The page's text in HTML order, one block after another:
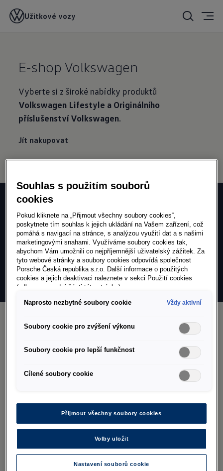
Užitkové vozy
E-shop Volkswagen
Vyberte si z široké nabídky produktů
Volkswagen Lifestyle a Originálního
příslušenství Volkswagen.
Jít nakupovat
Najděte svůjservis
Volkswagen Užitkové vozy
Mapa servisů
Facebook
Souhlas s použitím souborů
cookies
Pokud kliknete na „Přijmout všechny soubory cookies“,
poskytnete tím souhlas k jejich ukládání na Vašem zařízení, což
pomáhá s navigací na stránce, s analýzou využití dat a s našimi
marketingovými snahami. Využíváme soubory cookies tak,
abychom Vám umožnili co nejpříjemnější uživatelský zážitek. Za
tyto webové stránky a soubory cookies odpovídá společnost
Porsche Česká republika s.r.o. Další informace o použitých
cookies a jejich deaktivaci naleznete v sekci Použití cookies
(odkaz ve spodní části této stránky).
Naprosto nezbytné soubory cookie Vždy aktivní
Soubory cookie pro zvýšení výkonu
Soubory cookie pro lepší funkčnost
Cílené soubory cookie
Přijmout všechny soubory cookies
Volby uložit
Nastavení souborů cookie